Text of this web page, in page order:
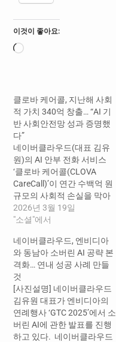
이것이 좋아요:
로
클로바 케어콜, 지난해 사회
적 가치 340억 창출… “AI 기
반 사회안전망 성과 증명했
다”
네이버클라우드(대표 김유
원)의 AI 안부 전화 서비스
‘클로바 케어콜(CLOVA
CareCall)’이 연간 수백억 원
규모의 사회적 손실을 막아
내는 ‘디지털 사회안전망’의
가치를 증명했다. 팀네이버
리 연구센터와 함께 ‘클로바
케어콜’의 사회적 가치를 측
정하는 공동 연구를 완료하
고, 그 결과를 담은 ‘네이버
케어콜 사회적가치 측정’ 리
포트를 발간했다고 19일 밝
혔다. 이번 연구는 지난 10월
공개된 ‘디지털…
2026년 3월 19일
"소셜"에서
네이버클라우드, 엔비디아
와 동남아 소버린 AI 공략 본
격화… 연내 성공 사례 만들
것
[사진설명] 네이버클라우드
김유원 대표가 엔비디아의
연례행사 ‘GTC 2025’에서 소
버린 AI에 관한 발표를 진행
하고 있다. ​ 네이버클라우드